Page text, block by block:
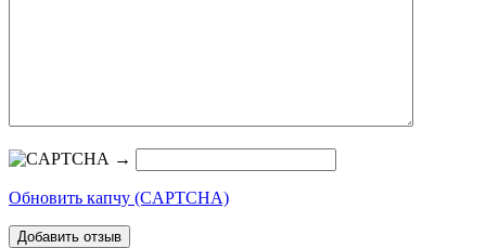
→
Обновить капчу (CAPTCHA)